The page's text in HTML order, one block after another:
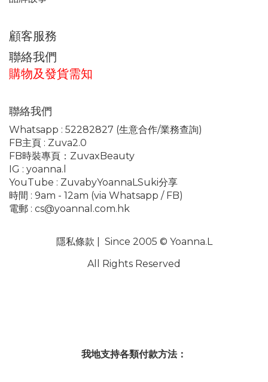
顧客服務
聯絡我們
購物及發貨需知
聯絡我們
Whatsapp : 52282827 (生意合作/業務查詢)
FB主頁 : Zuva2.0
FB時裝專頁： ZuvaxBeauty
IG : yoanna.l
YouTube : ZuvabyYoannaLSuki分享
時間 : 9am - 12am (via Whatsapp / FB)
電郵 : cs@yoannal.com.hk
隱私條款 | Since 2005 © Yoanna.L
All Rights Reserved
我地支持各類付款方法：